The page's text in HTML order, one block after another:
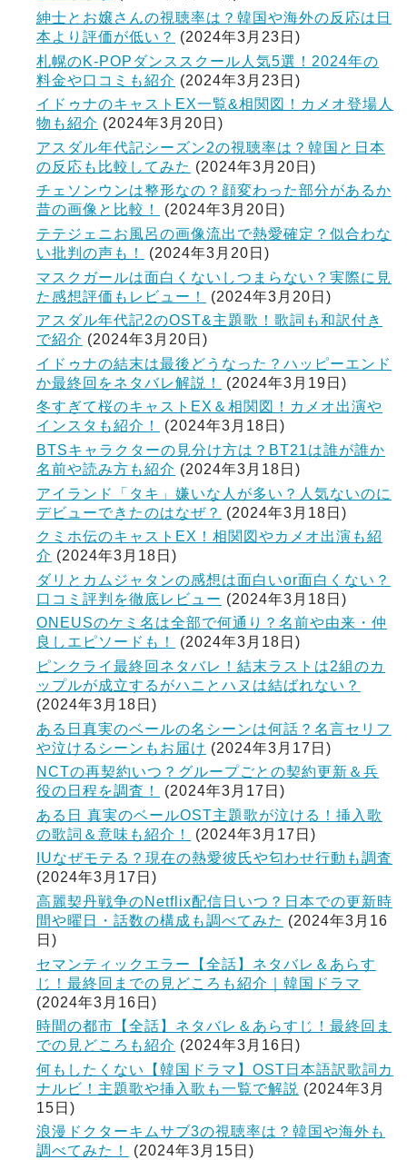
紳士とお嬢さんの視聴率は？韓国や海外の反応は日
本より評価が低い？
(2024年3月23日)
札幌のK-POPダンススクール人気5選！2024年の
料金や口コミも紹介 (2024年3月23日)
イドゥナのキャストEX一覧&相関図！カメオ登場人
物も紹介 (2024年3月20日)
アスダル年代記シーズン2の視聴率は？韓国と日本
の反応も比較してみた (2024年3月20日)
チェソンウンは整形なの？顔変わった部分があるか
昔の画像と比較！
(2024年3月20日)
テテジェニお風呂の画像流出で熱愛確定？似合わな
い批判の声も！
(2024年3月20日)
マスクガールは面白くないしつまらない？実際に見
た感想評価もレビュー！
(2024年3月20日)
アスダル年代記2のOST&主題歌！歌詞も和訳付き
で紹介 (2024年3月20日)
イドゥナの結末は最後どうなった？ハッピーエンド
か最終回をネタバレ解説！
(2024年3月19日)
冬すぎて桜のキャストEX＆相関図！カメオ出演や
インスタも紹介！
(2024年3月18日)
BTSキャラクターの見分け方は？BT21は誰が誰か
名前や読み方も紹介 (2024年3月18日)
アイランド「タキ」嫌いな人が多い？人気ないのに
デビューできたのはなぜ？
(2024年3月18日)
クミホ伝のキャストEX！相関図やカメオ出演も紹
介 (2024年3月18日)
ダリとカムジャタンの感想は面白いor面白くない？
口コミ評判を徹底レビュー (2024年3月18日)
ONEUSのケミ名は全部で何通り？名前や由来・仲
良しエピソードも！
(2024年3月18日)
ピンクライ最終回ネタバレ！結末ラストは2組のカ
ップルが成立するがハニとハヌは結ばれない？
(2024年3月18日)
ある日真実のベールの名シーンは何話？名言セリフ
や泣けるシーンもお届け (2024年3月17日)
NCTの再契約いつ？グループごとの契約更新＆兵
役の日程を調査！
(2024年3月17日)
ある日 真実のベールOST主題歌が泣ける！挿入歌
の歌詞＆意味も紹介！
(2024年3月17日)
IUなぜモテる？現在の熱愛彼氏や匂わせ行動も調査
(2024年3月17日)
高麗契丹戦争のNetflix配信日いつ？日本での更新時
間や曜日・話数の構成も調べてみた (2024年3月16
日)
セマンティックエラー【全話】ネタバレ＆あらす
じ！最終回までの見どころも紹介｜韓国ドラマ
(2024年3月16日)
時間の都市【全話】ネタバレ＆あらすじ！最終回ま
での見どころも紹介 (2024年3月16日)
何もしたくない【韓国ドラマ】OST日本語訳歌詞カ
ナルビ！主題歌や挿入歌も一覧で解説 (2024年3月
15日)
浪漫ドクターキムサブ3の視聴率は？韓国や海外も
調べてみた！
(2024年3月15日)